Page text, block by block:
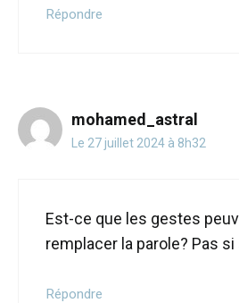
Répondre
mohamed_astral
Le 27 juillet 2024 à 8h32
Est-ce que les gestes
remplacer la parole? Pas
Répondre